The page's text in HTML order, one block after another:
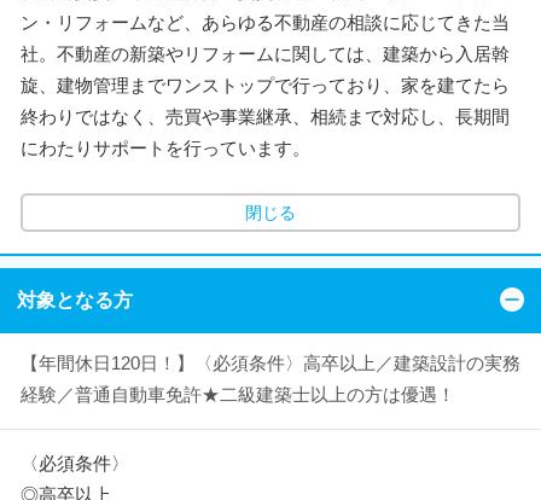
ン・リフォームなど、あらゆる不動産の相談に応じてきた当
社。不動産の新築やリフォームに関しては、建築から入居斡
旋、建物管理までワンストップで行っており、家を建てたら
終わりではなく、売買や事業継承、相続まで対応し、長期間
にわたりサポートを行っています。
閉じる
対象となる方
【年間休日120日！】〈必須条件〉高卒以上／建築設計の実務
経験／普通自動車免許★二級建築士以上の方は優遇！
〈必須条件〉
◎高卒以上